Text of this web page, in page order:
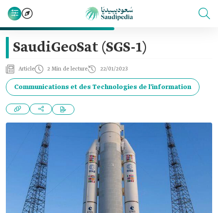
SaudiGeoSat (SGS-1)
Article 2 Min de lecture 22/01/2023
Communications et des Technologies de l'information